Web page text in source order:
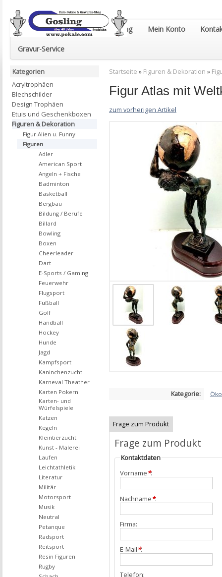
Euro-Pokale & Gravur-Shop Gosling Mein Konto
Gravur-Service
Startseite » Figuren & Dekoration »
Figur Atlas mit
zum vorherigen Artikel
Kategorie:
Frage zum Produkt
Frage zum Produkt
Kontaktdaten
Vorname*:
Nachname*:
Firma:
E-Mail*:
Telefon:
Kategorien
Acryltrophäen
Blechschilder
Design Trophäen
Etuis und Geschenkboxen
Figuren & Dekoration
Figur Alien u. Funny
Figuren
Adler
American Sport
Angeln + Fische
Badminton
Basketball
Bergbau
Bildung / Berufe
Billard
Bowling
Boxen
Cheerleader
Dart
E-Sports / Gaming
Feuerwehr
Flugsport
Fußball
Golf
Handball
Hockey
Hunde
Jagd
Kampfsport
Kaninchenzucht
Karneval Theather
Karten Pokern
Karten- und
Würfelspiele
Katzen
Kegeln
Kleintierzucht
Kunst - Malerei
Laufen
Leichtathletik
Literatur
Militär
Motorsport
Musik
Neutral
Petanque
Radsport
Reitsport
Resin Figuren
Rugby